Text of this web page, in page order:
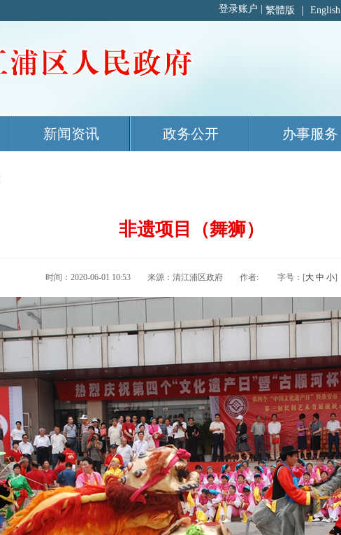
繁體版 English
新闻资讯 政务公开 办事服务
非遗项目（舞狮）
时间：2020-06-01 10:53 来源：清江浦区政府 作者: 字号：[大 中 小]